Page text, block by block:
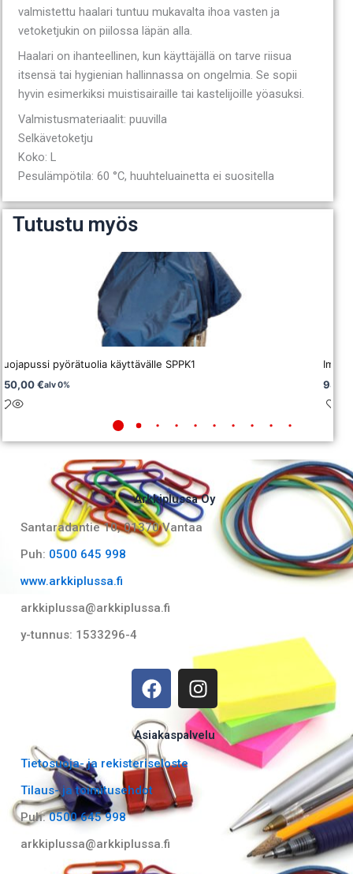
valmistettu haalari tuntuu mukavalta ihoa vasten ja
vetoketjukin on piilossa läpän alla.
Haalari on ihanteellinen, kun käyttäjällä on tarve riisua
itsensä tai hygienian hallinnassa on ongelmia. Se sopii
hyvin esimerkiksi muistisairaille tai kastelijoille yöasuksi.
Valmistusmateriaalit: puuvilla
Selkävetoketju
Koko: L
Pesulämpötila: 60 °C, huuhteluainetta ei suositella
Tutustu myös
pyörätuolia käyttävälle SPPK1
€alv 0%
Arkkiplussa Oy
Santaradantie 10, 01370 Vantaa​
Puh: 0500 645 998
www.arkkiplussa.fi
arkkiplussa@arkkiplussa.fi
y-tunnus: 1533296-4
F
a
c
e
b
o
o
k
I
n
s
t
a
Asiakaspalvelu
Tietosuoja- ja rekisteriseloste
Tilaus- ja toimitusehdot
Puh:0500 645 998
arkkiplussa@arkkiplussa.fi